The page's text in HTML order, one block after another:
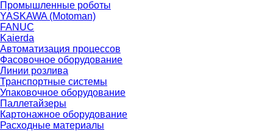
Промышленные роботы
YASKAWA (Motoman)
FANUC
Kaierda
Автоматизация процессов
Фасовочное оборудование
Линии розлива
Транспортные системы
Упаковочное оборудование
Паллетайзеры
Картонажное оборудование
Расходные материалы